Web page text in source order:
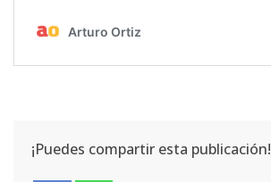
¡Puedes compartir esta publicación!